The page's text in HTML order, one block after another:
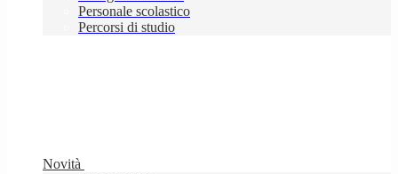
Personale scolastico
Percorsi di studio
Novità